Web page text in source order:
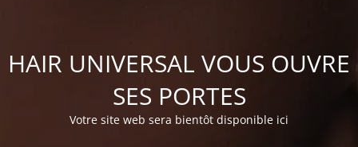
HAIR UNIVERSAL VOUS OUVRE
SES PORTES
Votre site web sera bientôt disponible ici